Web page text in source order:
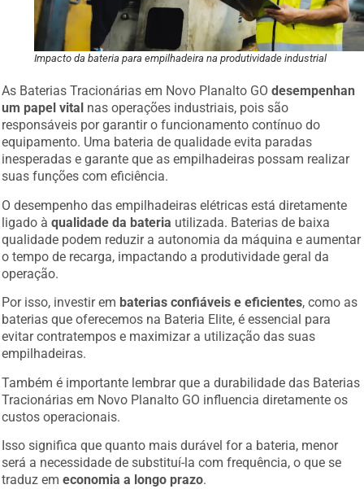
Impacto da bateria para empilhadeira na produtividade industrial
As Baterias Tracionárias em Novo Planalto GOdesempenhan
um papel vital nas operações industriais, pois são
responsáveis por garantir o funcionamento contínuo do
equipamento. Uma bateria de qualidade evita paradas
inesperadas e garante que as empilhadeiras possam realizar
suas funções com eficiência.
O desempenho das empilhadeiras elétricas está diretamente
ligado àqualidade da bateria utilizada. Baterias de baixa
qualidade podem reduzir a autonomia da máquina e aumentar
o tempo de recarga, impactando a produtividade geral da
operação.
Por isso, investir em baterias confiáveis e eficientes, como as
baterias que oferecemos na Bateria Elite, é essencial para
evitar contratempos e maximizar a utilização das suas
empilhadeiras.
Também é importante lembrar que a durabilidade das Baterias
Tracionárias em Novo Planalto GO influencia diretamente os
custos operacionais.
Isso significa que quanto mais durável for a bateria, menor
será a necessidade de substituí-la com frequência, o que se
traduz emeconomia a longo prazo.